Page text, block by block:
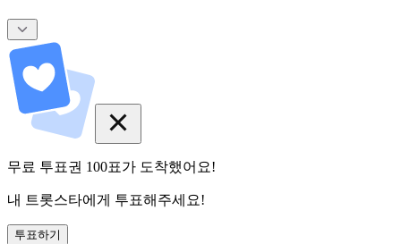
무료 투표권 100표가 도착했어요!
내 트롯스타에게 투표해주세요!
투표하기